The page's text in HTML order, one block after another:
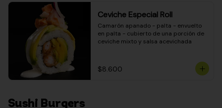
Ceviche Especial Roll
Camarón apanado - palta - envuelto
en palta - cubierto de una porción de
ceviche mixto y salsa acevichada
$8.600
Sushi Burgers